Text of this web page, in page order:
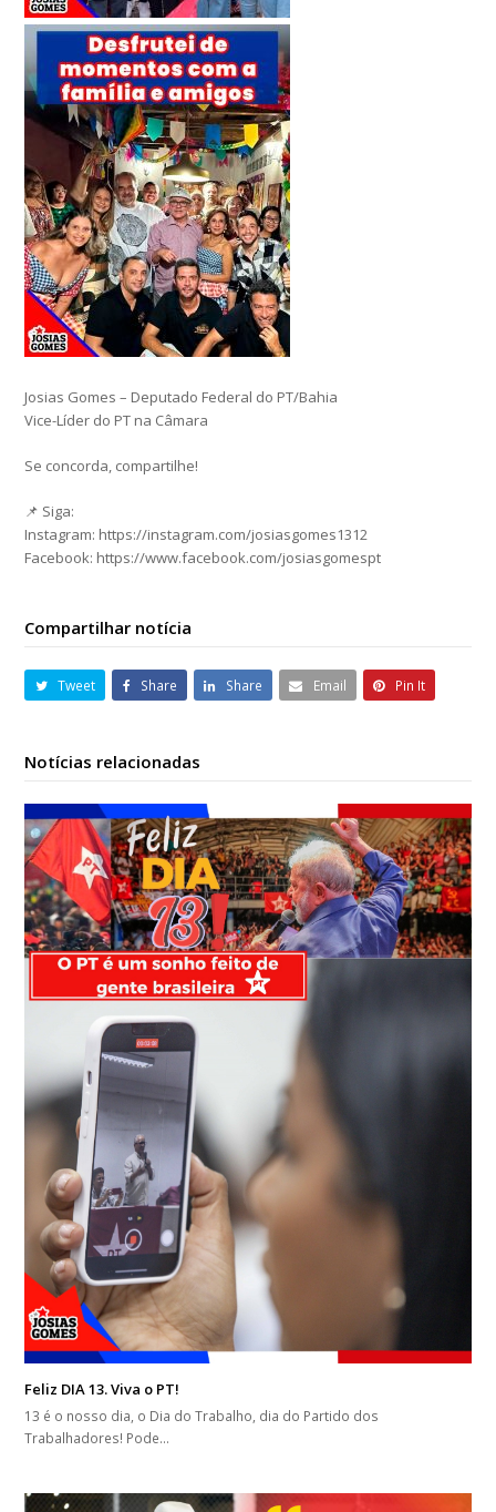
Josias Gomes – Deputado Federal do PT/Bahia
Vice-Líder do PT na Câmara
Se concorda, compartilhe!
📌 Siga:
Instagram: https://instagram.com/josiasgomes1312
Facebook: https://www.facebook.com/josiasgomespt
Compartilhar notícia
Tweet Share Share Email Pin It
Notícias relacionadas
Feliz DIA 13. Viva o PT!
13 é o nosso dia, o Dia do Trabalho, dia do Partido dos
Trabalhadores! Pode…